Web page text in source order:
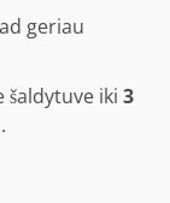
geriau
šaldytuve iki 3
.